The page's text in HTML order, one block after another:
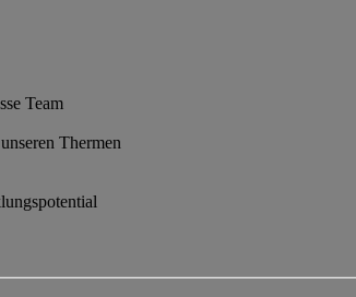
Team
Thermen